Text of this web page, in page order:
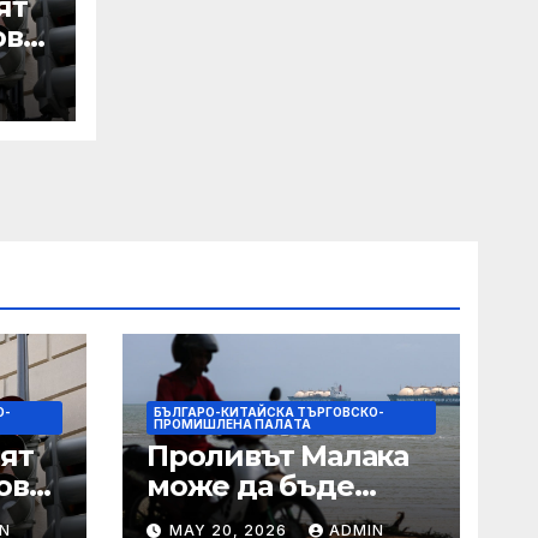
БЪЛГАРО-КИТАЙСКА ТЪРГОВСКО-
ПРОМИШЛЕНА ПАЛAТА
Проливът Малака
може да бъде
следващата точка,
MAY 20, 2026 ADMIN